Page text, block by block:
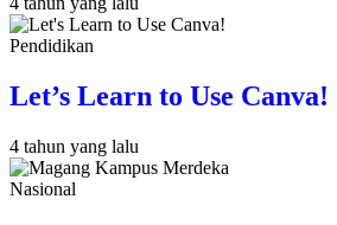
Pendidikan
Let’s Learn to Use Canva!
4 tahun yang lalu
Nasional